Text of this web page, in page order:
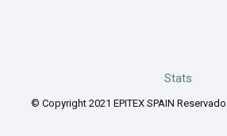
Stats
© Copyright 2021 EPITEX SPAIN